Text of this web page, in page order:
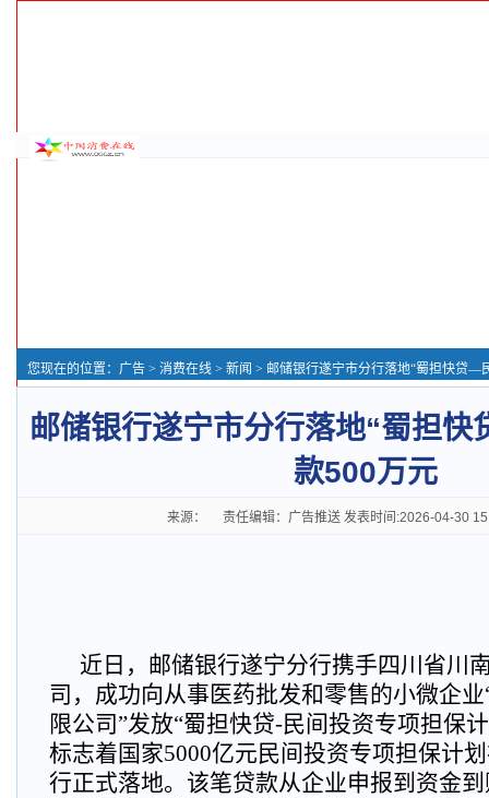
您现在的位置： 广告 > 消费在线 > 新闻 > 邮储银行遂宁市分行落地“蜀担快贷—民
邮储银行遂宁市分行落地“蜀担
款500万元
来源： 责任编辑：广告推送 发表时间:2026-04-30
近日，邮储银行遂宁分行携手四川省川
司，成功向从事医药批发和零售的小微企
限公司”发放“蜀担快贷-民间投资专项担保
标志着国家5000亿元民间投资专项担保计
行正式落地。该笔贷款从企业申报到资金